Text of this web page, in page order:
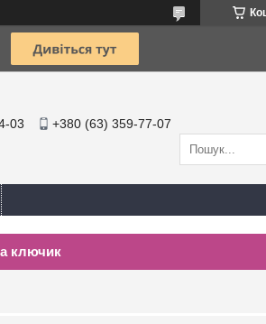
03 +380 (63) 359-77-07
ключик